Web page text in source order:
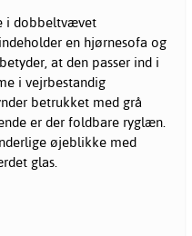
i dobbeltvævet
en hjørnesofa og
at den passer ind i
i vejrbestandig
betrukket med grå
er der foldbare ryglæn.
øjeblikke med
glas.